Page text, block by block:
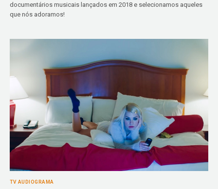
documentários musicais lançados em 2018 e selecionamos aqueles
que nós adoramos!
TV AUDIOGRAMA